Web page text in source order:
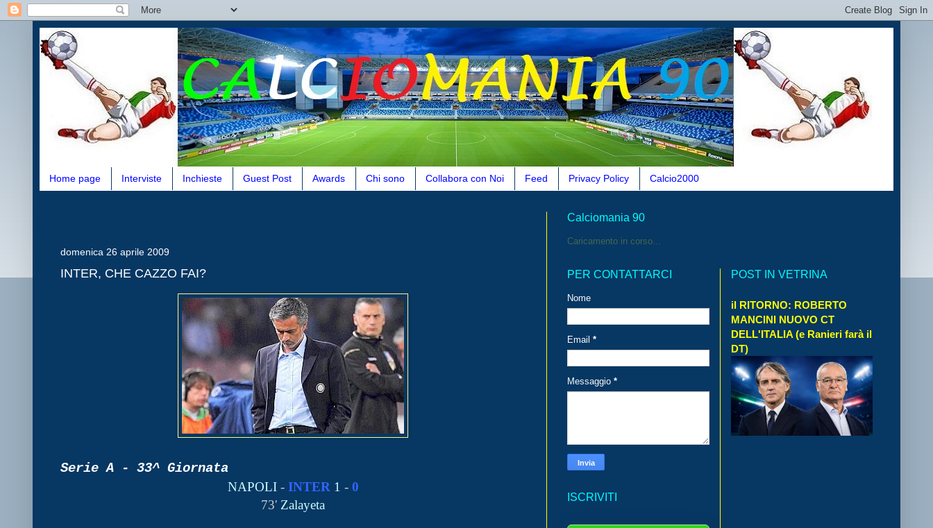
Home page Interviste Inchieste Guest Post Awards Chi sono Collabora con Noi Feed Privacy Policy Calcio2000
domenica 26 aprile 2009
INTER, CHE CAZZO FAI?
Serie A - 33^ Giornata
NAPOLI- INTER 1 - 0
73' Zalayeta
Calciomania 90
Caricamento in corso...
PER CONTATTARCI
Nome
Email *
Messaggio *
ISCRIVITI
POST IN VETRINA
il RITORNO: ROBERTO
MANCINI NUOVO CT
DELL'ITALIA (e Ranieri farà il
DT)